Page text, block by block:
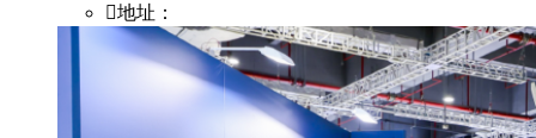
地址：